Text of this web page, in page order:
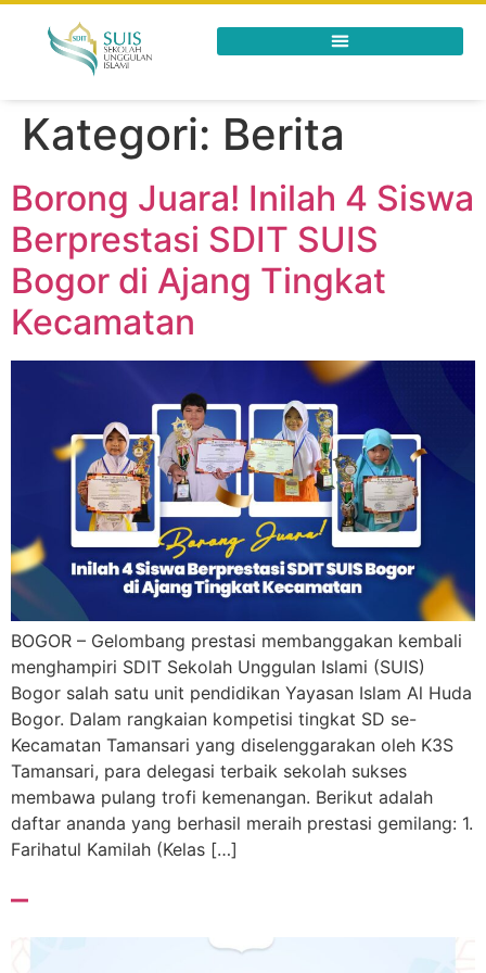
Kategori: Berita
Borong Juara! Inilah 4 Siswa
Berprestasi SDIT SUIS
Bogor di Ajang Tingkat
Kecamatan
BOGOR – Gelombang prestasi membanggakan kembali
menghampiri SDIT Sekolah Unggulan Islami (SUIS)
Bogor salah satu unit pendidikan Yayasan Islam Al Huda
Bogor. Dalam rangkaian kompetisi tingkat SD se-
Kecamatan Tamansari yang diselenggarakan oleh K3S
Tamansari, para delegasi terbaik sekolah sukses
membawa pulang trofi kemenangan. Berikut adalah
daftar ananda yang berhasil meraih prestasi gemilang: 1.
Farihatul Kamilah (Kelas […]
–